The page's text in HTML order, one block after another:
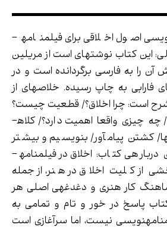
اخلاق در فیلمنامه­نویسی اصول اخلاقی برای فیلمنامه­
این کتاب نوشته­ای است از مریلین
آن را به فارسی برگردانده است و در
فارابی به چاپ رسیده. خلاصه­ای از
است: چرا اخلاق؟/ قطعیت چیست؟
هرچیزی کاربرد دارد؟/ چه چیزی واقعا اهمیت دارد؟/ کلاه­
کشتن پیام­آور/ بنویسیم و بیشتر
بنویسیم/ نتیجه­گیری درباره­ی کتاب: اخلاق در فیلمنامه­
از کلیت اخلاق در هنر،‌از جمله
کار هنری و دغدغه­ی اصلی هر
پاسخ در خور و تام و تمامی به
نیست، اما سرآغازی است